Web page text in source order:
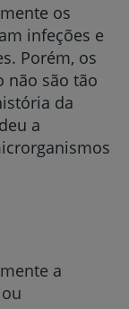
os
infeções e
Porém, os
não são tão
da
a
a